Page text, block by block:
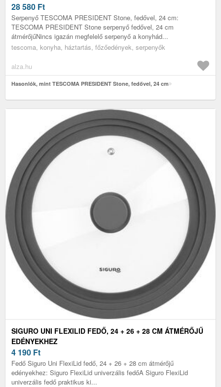
28 580 Ft
Serpenyő TESCOMA PRESIDENT Stone, fedővel, 24 cm:
TESCOMA PRESIDENT Stone serpenyő fedővel, 24 cm
átmérőjűNincs igazán megfelelő serpenyő a konyhád...
tescoma, konyha, háztartás, főzőedények, serpenyők
alza.hu
Hasonlók, mint TESCOMA PRESIDENT Stone, fedővel, 24 cm
SIGURO UNI FLEXILID FEDŐ, 24 + 26 + 28 CM ÁTMÉRŐJŰ
EDÉNYEKHEZ
4 190 Ft
Fedő Siguro Uni FlexiLid fedő, 24 + 26 + 28 cm átmérőjű
edényekhez: Siguro FlexiLid univerzális fedőA Siguro FlexiLid
univerzális fedő praktikus ki...